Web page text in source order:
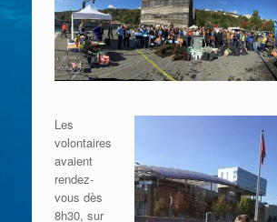
Les
volontaires
avaient
rendez-
vous dès
8h30, sur